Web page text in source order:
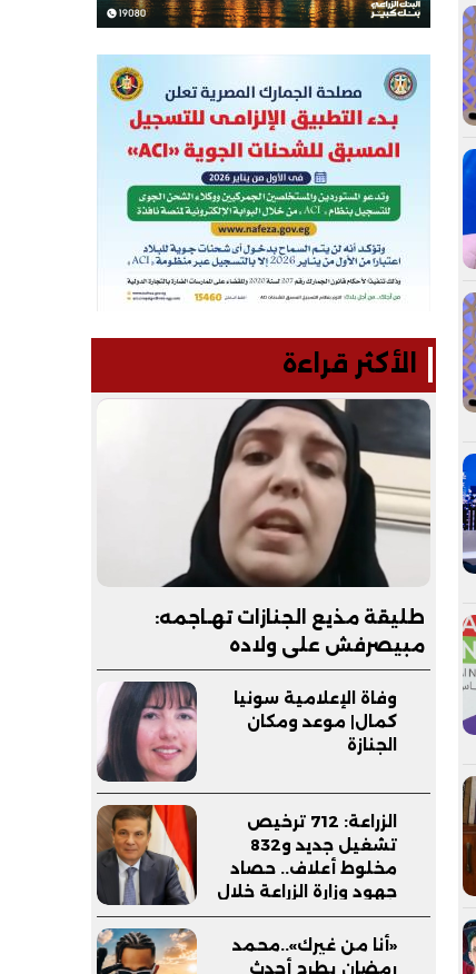
الأكثر قراءة
طليقة مذيع الجنازات تهـاجمه:
مبيصرفش على ولاده
وفاة الإعلامية سونيا
كمال| موعد ومكان
الجنازة
الزراعة: 712 ترخيص
تشغيل جديد و832
مخلوط أعلاف.. حصاد
جهود وزارة الزراعة خلال
يوليو
«أنا من غيرك»..محمد
رمضان يطرح أحدث